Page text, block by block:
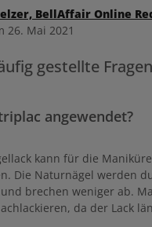
BellAffair Online
26. Mai 2021
gestellte Fragen
angewendet?
kann für die
Die Naturnägel werden
brechen weniger ab.
da der Lack